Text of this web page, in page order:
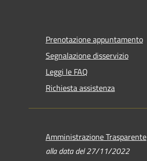
Prenotazione appuntamento
Segnalazione disservizio
Leggi le FAQ
Richiesta assistenza
Amministrazione Trasparente
alla data del 27/11/2022